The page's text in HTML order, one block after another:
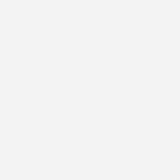
- Kreatives aus dem
mit Maike Kreichgauer
in 3D - mit Mario Biereigel
mit Lydia Stoppera
Hauerei mit dem Arbeitskreis
Museumspädagogik
und Häkelkunst von Carmen
- Handwerkskunst der